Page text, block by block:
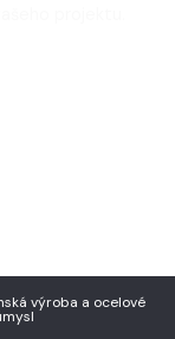
výroba a ocelové